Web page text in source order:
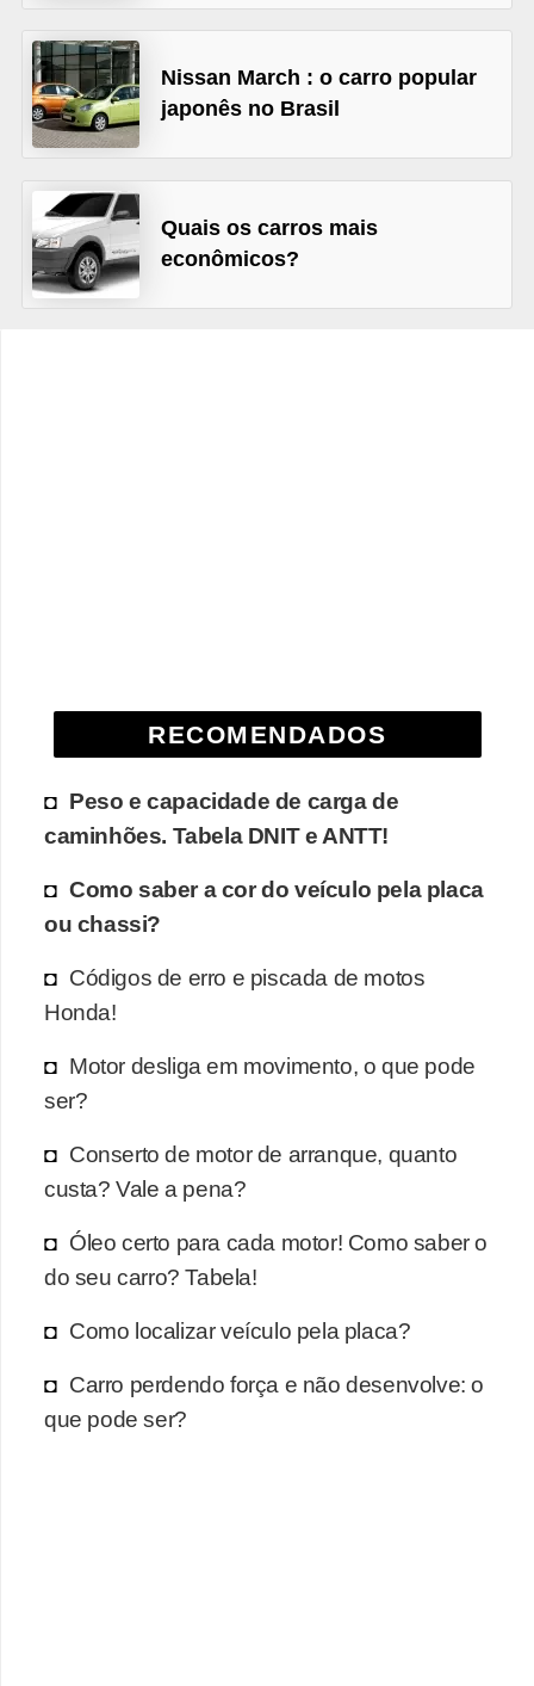
Nissan March : o carro popular
japonês no Brasil
Quais os carros mais
econômicos?
RECOMENDADOS
Peso e capacidade de carga de
caminhões. Tabela DNIT e ANTT!
Como saber a cor do veículo pela placa
ou chassi?
Códigos de erro e piscada de motos
Honda!
Motor desliga em movimento, o que pode
ser?
Conserto de motor de arranque, quanto
custa? Vale a pena?
Óleo certo para cada motor! Como saber o
do seu carro? Tabela!
Como localizar veículo pela placa?
Carro perdendo força e não desenvolve: o
que pode ser?
i
c
l
t
a
s
f
f
d
C
o
m
r
r
c
r
o
D
i